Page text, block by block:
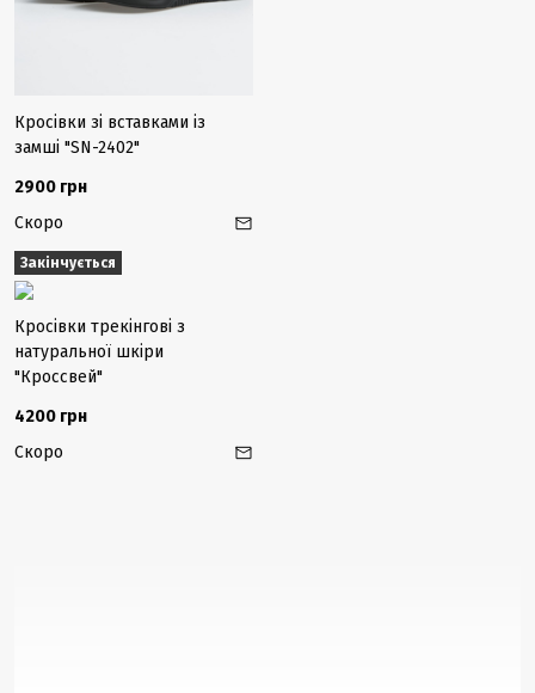
Кросівки зі вставками із
замші "SN-2402"
2900 грн
Скоро
Закінчується
Кросівки трекінгові з
натуральної шкіри
"Кроссвей"
4200 грн
Скоро